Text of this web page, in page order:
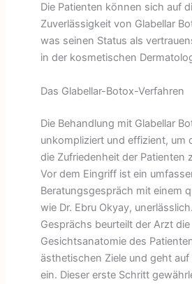
Die Patienten können sich auf
Zuverlässigkeit von Glabellar
was seinen Status als
in der kosmetischen
Das Glabellar-Botox-Verfahren
Die Behandlung mit Glabellar
unkompliziert und effizient, um
die Zufriedenheit der Patienten
Vor dem Eingriff ist ein
Beratungsgespräch mit einem
wie Dr. Ebru Okyay,
Gesprächs beurteilt der Arzt die
Gesichtsanatomie des
ästhetischen Ziele und geht auf
ein. Dieser erste Schritt